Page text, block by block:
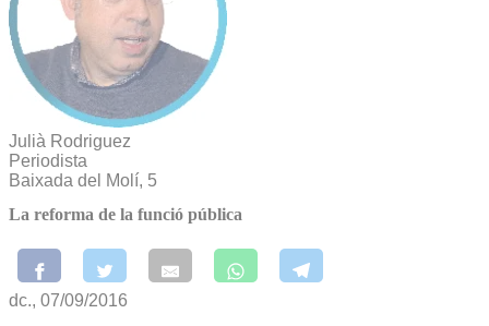
Julià Rodriguez
Periodista
Baixada del Molí, 5
La reforma de la funció pública
dc., 07/09/2016